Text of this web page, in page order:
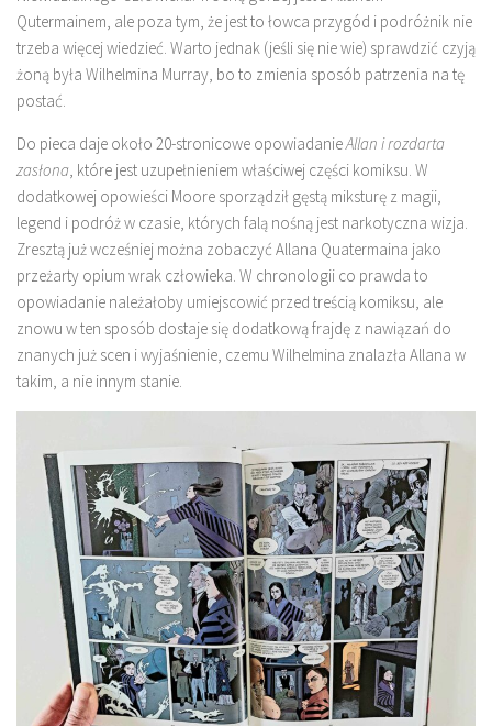
Qutermainem, ale poza tym, że jest to łowca przygód i podróżnik nie
trzeba więcej wiedzieć. Warto jednak (jeśli się nie wie) sprawdzić czyją
żoną była Wilhelmina Murray, bo to zmienia sposób patrzenia na tę
postać.
Do pieca daje około 20-stronicowe opowiadanieAllan i rozdarta
zasłona , które jest uzupełnieniem właściwej części komiksu. W
dodatkowej opowieści Moore sporządził gęstą miksturę z magii,
legend i podróż w czasie, których falą nośną jest narkotyczna wizja.
Zresztą już wcześniej można zobaczyć Allana Quatermaina jako
przeżarty opium wrak człowieka. W chronologii co prawda to
opowiadanie należałoby umiejscowić przed treścią komiksu, ale
znowu w ten sposób dostaje się dodatkową frajdę z nawiązań do
znanych już scen i wyjaśnienie, czemu Wilhelmina znalazła Allana w
takim, a nie innym stanie.